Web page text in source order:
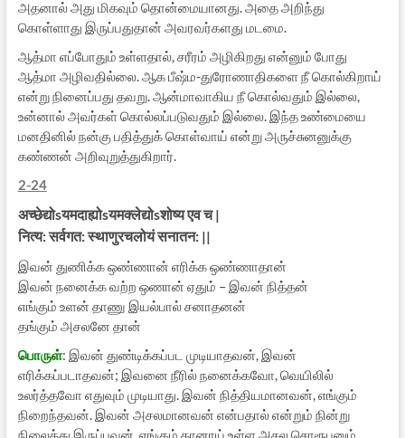
அதனால் அது மிகவும் தொன்மையானது. அதை அறிந்து
கொள்ளாது இருப்பதுதான் அவரவர்களது மடமை.
ஆத்மா எப்போதும் உள்ளதால், சரீரம் அழிகிறது என்னும் போது
ஆத்மா அழிவதில்லை. ஆக பீஷ்ம-துரோணாதிகளை நீ கொல்கிறாய்
என்று நினைப்பது தவறு. ஆன்மாவாகிய நீ கொல்வதும் இல்லை,
உன்னால் அவர்கள் கொல்லப்படுவதும் இல்லை. இந்த உண்மையை
மனதினில் நன்கு பதித்துக் கொள்வாய் என்று அருச்சுனனுக்கு
கண்ணன் அறிவுறுத்துகிறார்.
2-24
अच्छेद्योsयमदाह्योsयमक्लेद्योsशोष्य एव च |
नित्य: सर्वगत: स्थाणुरचलोयं सनातन: ||
இவன் துணிக்க ஒண்ணான் எரிக்க ஒண்ணாதான்
இவன் நனைக்க வற்ற ஒணான் ஏதும் – இவன் நித்தன்
எங்கும் உளன் தாணு இயல்பால் சனாதனன்
தங்கும் அசலனே தான்
பொருள்: இவன் துண்டிக்கப்பட முடியாதவன், இவன்
எரிக்கப்படாதவன்; இவனை நீரில் நனைக்கவோ, வெயிலில்
உலர்த்தவோ எதுவும் முடியாது. இவன் நித்தியமானவன், எங்கும்
நிறைந்தவன். இவன் அசலமானவன் என்பதால் என்றும் நின்று
நிலைத்து இருப்பவன். எங்கும் தானாய் உள்ள அசல சொரூபனும்